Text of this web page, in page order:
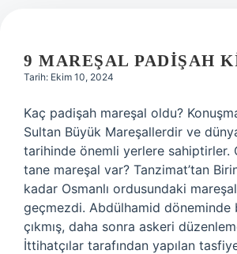
9 MAREŞAL PADIŞAH
Tarih: Ekim 10, 2024
Kaç padişah mareşal oldu?
Sultan Büyük Mareşallerdir ve
tarihinde önemli yerlere sahiptirler.
tane mareşal var? Tanzimat’tan
kadar Osmanlı ordusundaki mareşal
geçmezdi. Abdülhamid döneminde
çıkmış, daha sonra askeri
İttihatçılar tarafından yapılan